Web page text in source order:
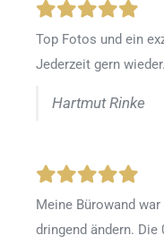
Top Fotos und ein
Jederzeit gern wieder.
Hartmut Rinke
Meine Bürowand
dringend ändern. Die